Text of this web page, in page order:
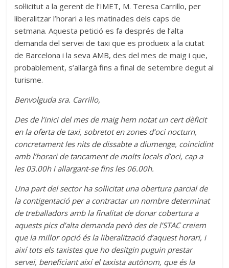
sol·licitut a la gerent de l’IMET, M. Teresa Carrillo, per
liberalitzar l’horari a les matinades dels caps de
setmana. Aquesta petició es fa després de l’alta
demanda del servei de taxi que es produeix a la ciutat
de Barcelona i la seva AMB, des del mes de maig i que,
probablement, s’allargà fins a final de setembre degut al
turisme.
Benvolguda sra. Carrillo,
Des de l’inici del mes de maig hem notat un cert dèficit
en la oferta de taxi, sobretot en zones d’oci nocturn,
concretament les nits de dissabte a diumenge, coincidint
amb l’horari de tancament de molts locals d’oci, cap a
les 03.00h i allargant-se fins les 06.00h.
Una part del sector ha sol·licitat una obertura parcial de
la contigentació per a contractar un nombre determinat
de treballadors amb la finalitat de donar cobertura a
aquests pics d’alta demanda però des de l’STAC creiem
que la millor opció és la liberalització d’aquest horari, i
així tots els taxistes que ho desitgin puguin prestar
servei, beneficiant així el taxista autònom, que és la